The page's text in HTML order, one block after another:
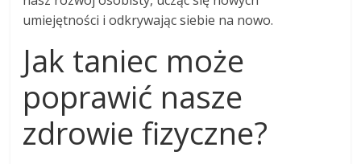
umiejętności i odkrywając siebie na nowo.
Jak taniec może
poprawić nasze
zdrowie fizyczne?